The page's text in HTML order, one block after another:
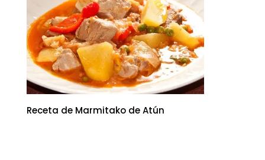
Receta de Marmitako de Atún